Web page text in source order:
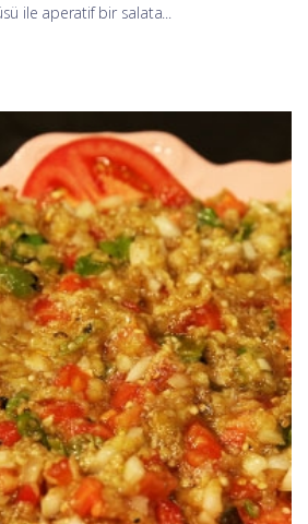
ile aperatif bir salata...